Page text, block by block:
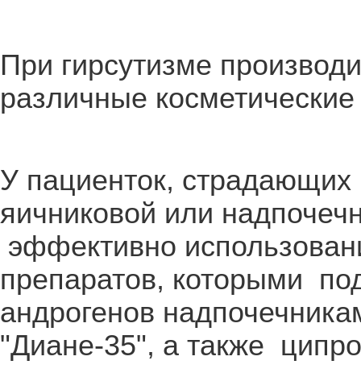
При гирсутизме
различные
У пациенток,
яичниковой или
эффективно
препаратов, которыми
андрогенов
"Диане-35", а также